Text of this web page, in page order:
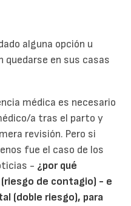
alguna opción u
quedarse en sus casas
médica es necesario
a tras el parto y
revisión. Pero si
fue el caso de los
- ¿por qué
de contagio) - e
(doble riesgo), para